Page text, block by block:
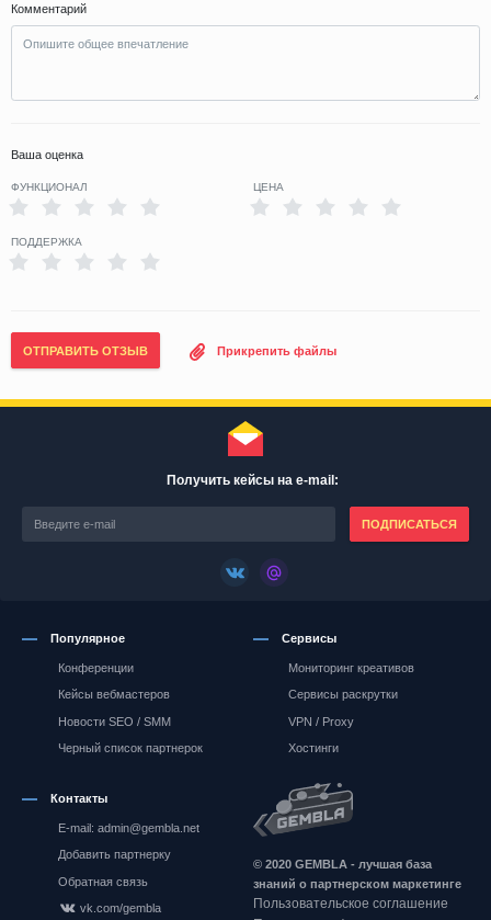
Комментарий
Ваша оценка
ФУНКЦИОНАЛ ЦЕНА
ПОДДЕРЖКА
ОТПРАВИТЬ ОТЗЫВ Прикрепить файлы
Получить кейсы на e-mail:
ПОДПИСАТЬСЯ
Популярное
Конференции
Кейсы вебмастеров
Новости SEO / SMM
Черный список партнерок
Сервисы
Мониторинг креативов
Сервисы раскрутки
VPN / Proxy
Хостинги
Контакты
E-mail: admin@gembla.net
Добавить партнерку
Обратная связь
vk.com/gembla
Gembla.net
© 2020 GEMBLA - лучшая база
знаний о партнерском маркетинге
Пользовательское соглашение